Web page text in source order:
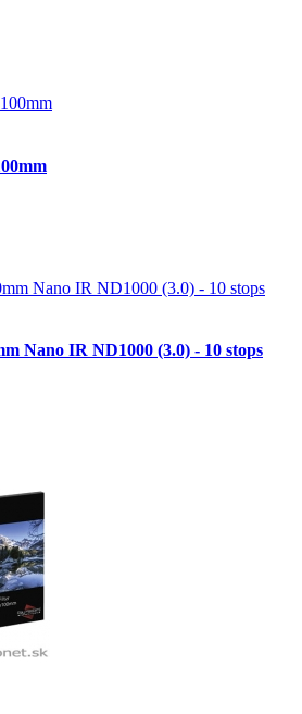
Nano IR ND1000 (3.0) - 10 stops